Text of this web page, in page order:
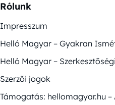
Rólunk
Impresszum
Helló Magyar – Gyakran
Helló Magyar –
Szerzői jogok
Támogatás: hellomagyar.hu –